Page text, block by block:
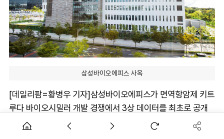
삼성바이오에피스 사옥
[데일리팜=황병우 기자]삼성바이오에피스가 면역항암제 키트
루다 바이오시밀러 개발 경쟁에서 3상 데이터를 최초로 공개
하며 속도를 내고 있다.